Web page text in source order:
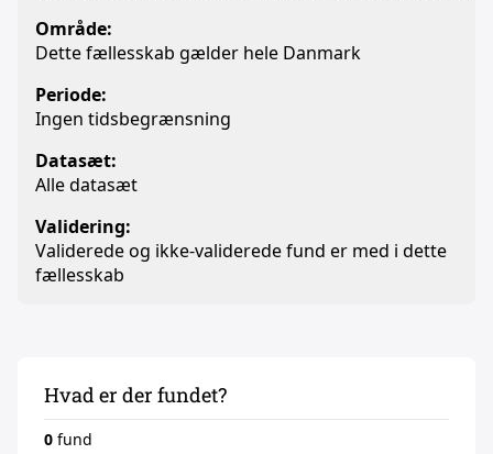
Område:
Dette fællesskab gælder hele Danmark
Periode:
Ingen tidsbegrænsning
Datasæt:
Alle datasæt
Validering:
Validerede og ikke-validerede fund er med i dette
fællesskab
Hvad er der fundet?
0 fund